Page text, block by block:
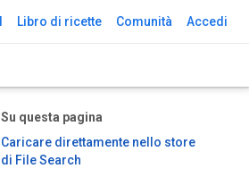
Libro di ricette Comunità Accedi
Su questa pagina
Caricare direttamente nello store
di File Search